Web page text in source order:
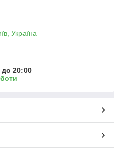
Україна
до 20:00